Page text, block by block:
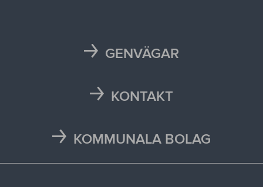
GENVÄGAR
Läsårstider
KONTAKT
Press och media
KOMMUNALA BOLAG